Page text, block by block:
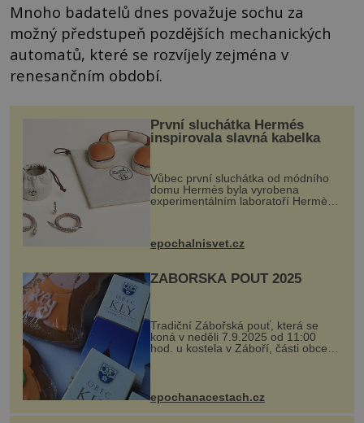
Mnoho badatelů dnes považuje sochu za
možný předstupeň pozdějších mechanických
automatů, které se rozvíjely zejména v
renesančním období.
První sluchátka Hermés
inspirovala slavná kabelka
Vůbec první sluchátka od módního
domu Hermès byla vyrobena
experimentálním laboratoří Hermès
kovový...
epochalnisvet.cz
ZÁBOŘSKÁ POUŤ 2025
Tradiční Zábořská pouť, která se
koná v neděli 7.9.2025 od 11:00
hod. u kostela v Záboří, části obce
Kly u Mělníka. V programu naleznete
komentovanou prohlídku kostela,
epochanacestach.cz